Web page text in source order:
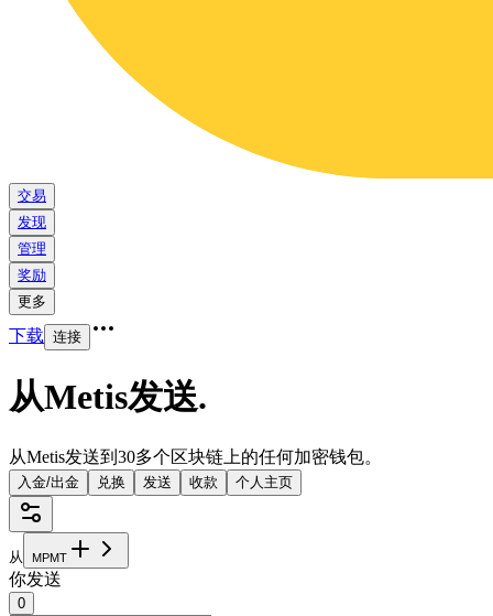
交易
发现
管理
奖励
更多
下载 连接
从Metis发送.
从Metis发送到30多个区块链上的任何加密钱包。
入金/出金 兑换 发送 收款 个人主页
从 MPMT
你发送
0